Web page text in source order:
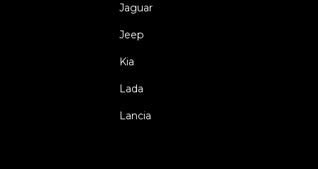
Jaguar
Jeep
Kia
Lada
Lancia